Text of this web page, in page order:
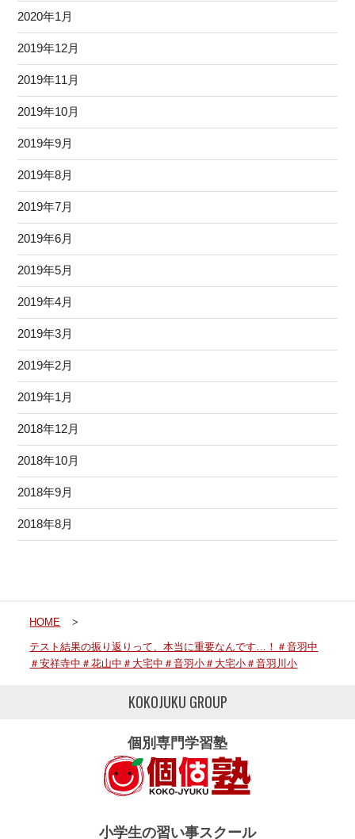
2020年1月
2019年12月
2019年11月
2019年10月
2019年9月
2019年8月
2019年7月
2019年6月
2019年5月
2019年4月
2019年3月
2019年2月
2019年1月
2018年12月
2018年10月
2018年9月
2018年8月
HOME >
テスト結果の振り返りって、本当に重要なんです…！＃音羽中
＃安祥寺中＃花山中＃大宅中＃音羽小＃大宅小＃音羽川小
KOKOJUKU GROUP
個別専門学習塾
小学生の習い事スクール